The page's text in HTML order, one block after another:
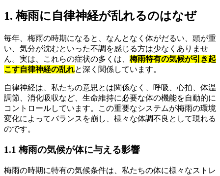
1. 梅雨に自律神経が乱れるのはなぜ
毎年、梅雨の時期になると、なんとなく体がだるい、頭が重
い、気分が沈むといった不調を感じる方は少なくありませ
ん。実は、これらの症状の多くは、 梅雨特有の気候が引き起
こす自律神経の乱れと深く関係しています。
自律神経は、私たちの意思とは関係なく、呼吸、心拍、体温
調節、消化吸収など、生命維持に必要な体の機能を自動的に
コントロールしています。この重要なシステムが梅雨の環境
変化によってバランスを崩し、様々な体調不良として現れる
のです。
1.1 梅雨の気候が体に与える影響
梅雨の時期に特有の気候条件は、私たちの体に様々なストレ